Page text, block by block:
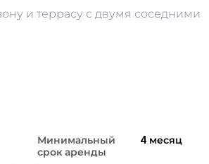
и террасу с двумя соседними
Минимальный
срок аренды
4 месяц